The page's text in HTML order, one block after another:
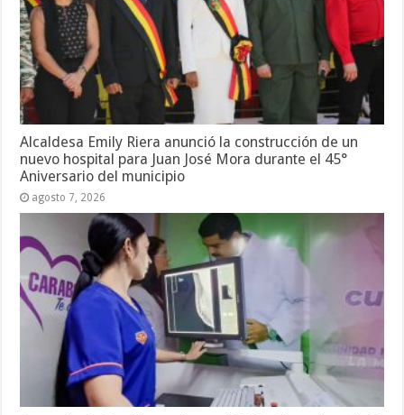
Alcaldesa Emily Riera anunció la construcción de un
nuevo hospital para Juan José Mora durante el 45°
Aniversario del municipio
agosto 7, 2026